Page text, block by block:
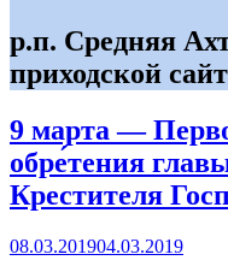
р.п. Средняя
приходской сайт
9 марта —
обре́тения
Крестителя
08.03.201904.03.2019